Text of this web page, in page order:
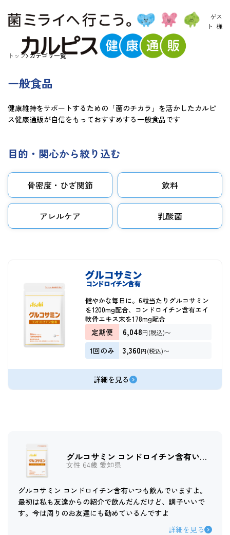
ゲス
ト 様
トップ カテゴリ一覧
一般食品
健康維持をサポートするための「菌のチカラ」を活かしたカルピ
ス健康通販が自信をもっておすすめする一般食品です
目的・関心から絞り込む
骨密度・ひざ関節 飲料
アレルケア 乳酸菌
健やかな毎日に。6粒当たりグルコサミン
を1200mg配合、コンドロイチン含有エイ
軟骨エキス末を178mg配合
定期便 6,048円(税込)〜
1回のみ 3,360円(税込)〜
詳細を見る
グルコサミン コンドロイチン含有い…
女性 64歳 愛知県
グルコサミン コンドロイチン含有いつも飲んでいますよ。
最初は私も友達からの紹介で飲んだんだけど、調子いいで
す。今は周りのお友達にも勧めているんですよ
詳細を見る